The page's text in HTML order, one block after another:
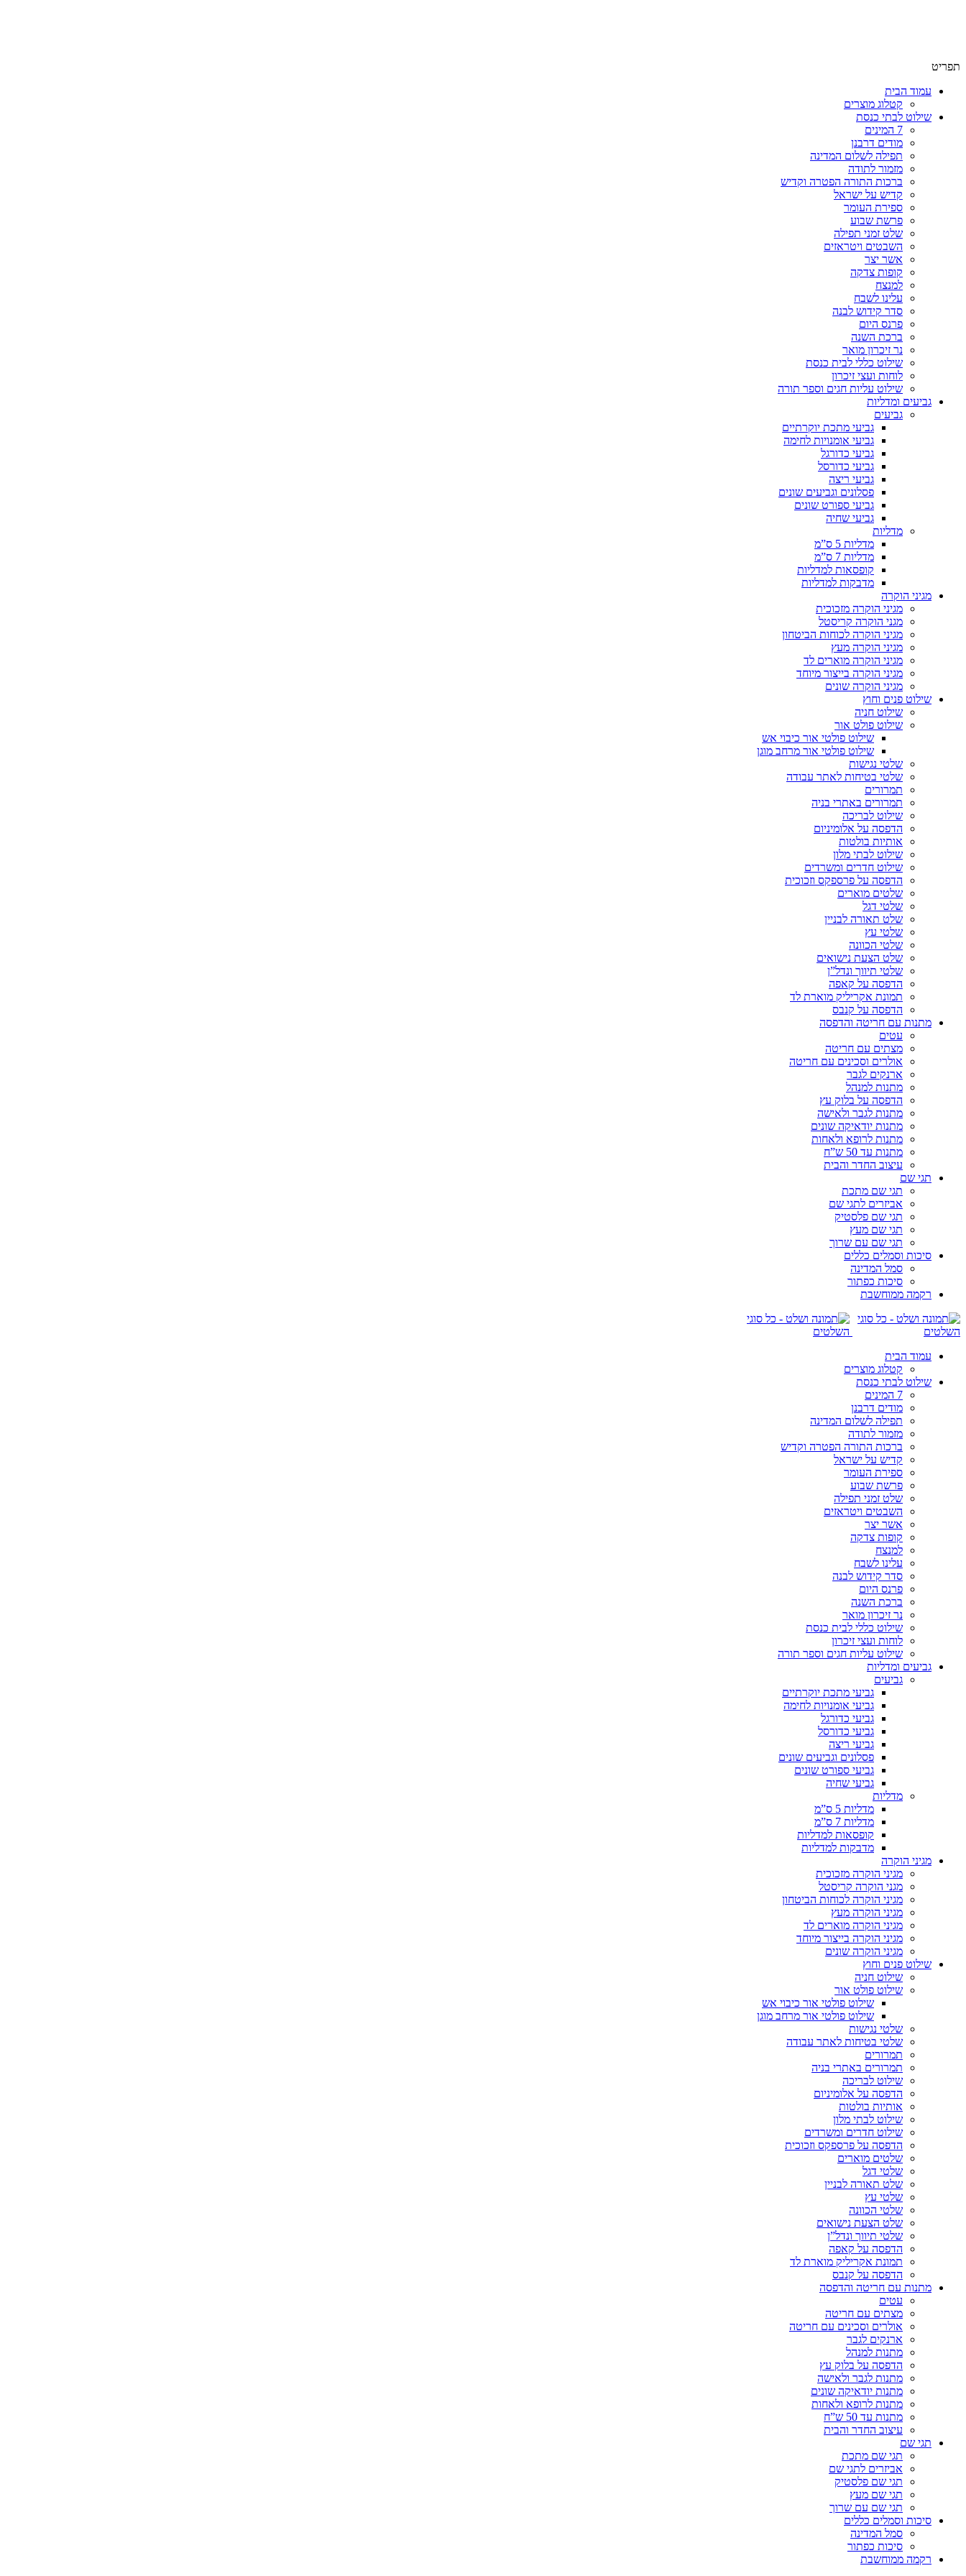
תפריט
עמוד הבית
קטלוג מוצרים
שילוט לבתי כנסת
7 המינים
מודים דרבנן
תפילה לשלום המדינה
מזמור לתודה
ברכות התורה הפטרה וקדיש
קדיש על ישראל
ספירת העומר
פרשת שבוע
שלט זמני תפילה
השבטים ויטראזים
אשר יצר
קופות צדקה
למנצח
עלינו לשבח
סדר קידוש לבנה
פרנס היום
ברכת השנה
נר זיכרון מואר
שילוט כללי לבית כנסת
לוחות ועצי זיכרון
שילוט עליות חגים וספר תורה
גביעים ומדליות
גביעים
גביעי מתכת יוקרתיים
גביעי אומנויות לחימה
גביעי כדורגל
גביעי כדורסל
גביעי ריצה
פסלונים וגביעים שונים
גביעי ספורט שונים
גביעי שחיה
מדליות
מדליות 5 ס”מ
מדליות 7 ס”מ
קופסאות למדליות
מדבקות למדליות
מגיני הוקרה
מגיני הוקרה מזכוכית
מגני הוקרה קריסטל
מגיני הוקרה לכוחות הביטחון
מגיני הוקרה מעץ
מגיני הוקרה מוארים לד
מגיני הוקרה בייצור מיוחד
מגיני הוקרה שונים
שילוט פנים וחוץ
שילוט חניה
שילוט פולט אור
שילוט פולטי אור כיבוי אש
שילוט פולטי אור מרחב מוגן
שלטי נגישות
שלטי בטיחות לאתר עבודה
תמרורים
תמרורים באתרי בניה
שילוט לבריכה
הדפסה על אלומיניום
אותיות בולטות
שילוט לבתי מלון
שילוט חדרים ומשרדים
הדפסה על פרספקס וזכוכית
שלטים מוארים
שלטי דגל
שלט תאורה לבניין
שלטי עץ
שלטי הכוונה
שלט הצעת נישואים
שלטי תיווך ונדל”ן
הדפסה על קאפה
תמונת אקריליק מוארת לד
הדפסה על קנבס
מתנות עם חריטה והדפסה
עטים
מצתים עם חריטה
אולרים וסכינים עם חריטה
ארנקים לגבר
מתנות למנהל
הדפסה על בלוק עץ
מתנות לגבר ולאישה
מתנות יודאיקה שונים
מתנות לרופא ולאחות
מתנות עד 50 ש”ח
עיצוב החדר והבית
תגי שם
תגי שם מתכת
אביזרים לתגי שם
תגי שם פלסטיק
תגי שם מעץ
תגי שם עם שרוך
סיכות וסמלים כללים
סמל המדינה
סיכות כפתור
רקמה ממוחשבת
עמוד הבית
קטלוג מוצרים
שילוט לבתי כנסת
7 המינים
מודים דרבנן
תפילה לשלום המדינה
מזמור לתודה
ברכות התורה הפטרה וקדיש
קדיש על ישראל
ספירת העומר
פרשת שבוע
שלט זמני תפילה
השבטים ויטראזים
אשר יצר
קופות צדקה
למנצח
עלינו לשבח
סדר קידוש לבנה
פרנס היום
ברכת השנה
נר זיכרון מואר
שילוט כללי לבית כנסת
לוחות ועצי זיכרון
שילוט עליות חגים וספר תורה
גביעים ומדליות
גביעים
גביעי מתכת יוקרתיים
גביעי אומנויות לחימה
גביעי כדורגל
גביעי כדורסל
גביעי ריצה
פסלונים וגביעים שונים
גביעי ספורט שונים
גביעי שחיה
מדליות
מדליות 5 ס”מ
מדליות 7 ס”מ
קופסאות למדליות
מדבקות למדליות
מגיני הוקרה
מגיני הוקרה מזכוכית
מגני הוקרה קריסטל
מגיני הוקרה לכוחות הביטחון
מגיני הוקרה מעץ
מגיני הוקרה מוארים לד
מגיני הוקרה בייצור מיוחד
מגיני הוקרה שונים
שילוט פנים וחוץ
שילוט חניה
שילוט פולט אור
שילוט פולטי אור כיבוי אש
שילוט פולטי אור מרחב מוגן
שלטי נגישות
שלטי בטיחות לאתר עבודה
תמרורים
תמרורים באתרי בניה
שילוט לבריכה
הדפסה על אלומיניום
אותיות בולטות
שילוט לבתי מלון
שילוט חדרים ומשרדים
הדפסה על פרספקס וזכוכית
שלטים מוארים
שלטי דגל
שלט תאורה לבניין
שלטי עץ
שלטי הכוונה
שלט הצעת נישואים
שלטי תיווך ונדל”ן
הדפסה על קאפה
תמונת אקריליק מוארת לד
הדפסה על קנבס
מתנות עם חריטה והדפסה
עטים
מצתים עם חריטה
אולרים וסכינים עם חריטה
ארנקים לגבר
מתנות למנהל
הדפסה על בלוק עץ
מתנות לגבר ולאישה
מתנות יודאיקה שונים
מתנות לרופא ולאחות
מתנות עד 50 ש”ח
עיצוב החדר והבית
תגי שם
תגי שם מתכת
אביזרים לתגי שם
תגי שם פלסטיק
תגי שם מעץ
תגי שם עם שרוך
סיכות וסמלים כללים
סמל המדינה
סיכות כפתור
רקמה ממוחשבת